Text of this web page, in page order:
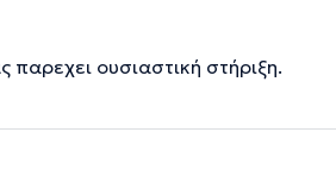
παρεχει ουσιαστική στήριξη.